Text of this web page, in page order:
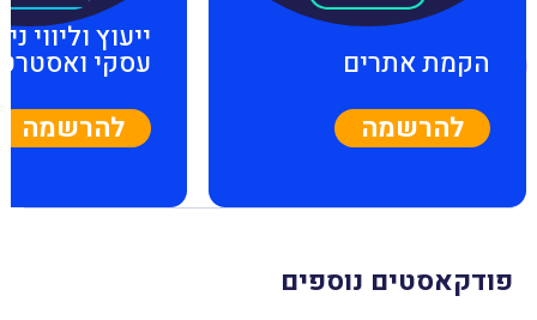
הקמת אתרים
להרשמה
ייעוץ וליווי
עסקי
להרשמה
פודקאסטים נוספים